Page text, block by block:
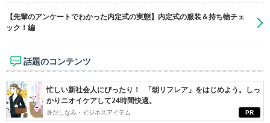
【先輩のアンケートでわかった内定式の実態】内定式の服装＆持ち物チェ
ック！編
話題のコンテンツ
PR
忙しい新社会人にぴったり！ 「朝リフレア」をはじめよう。しっ
かりニオイケアして24時間快適。
身だしなみ・ビジネスアイテム